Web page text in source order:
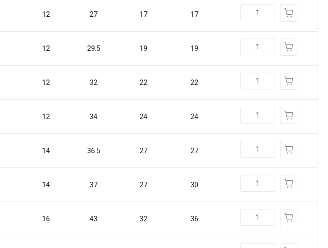
12 27 17 17
12 29.5 19 19
12 32 22 22
12 34 24 24
14 36.5 27 27
14 37 27 30
16 43 32 36